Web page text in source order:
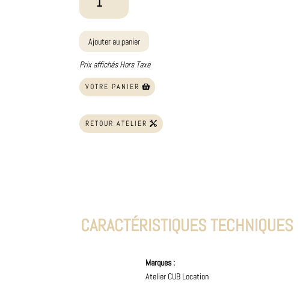
Votre
câble
audio
Y
Sur
Mesure
Ajouter au panier
Prix affichés Hors Taxe
VOTRE PANIER
RETOUR ATELIER
CARACTÉRISTIQUES TECHNIQUES
Marques :
Atelier CUB Location